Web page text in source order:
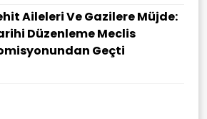
Aileleri Ve Gazilere Müjde:
Düzenleme Meclis
Geçti